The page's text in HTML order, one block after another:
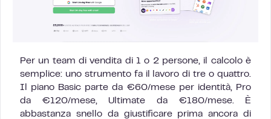
Per un team di vendita di 1 o 2 persone, il calcolo è
semplice: uno strumento fa il lavoro di tre o quattro.
Il piano Basic parte da €60/mese per identità, Pro
da €120/mese, Ultimate da €180/mese. È
abbastanza snello da giustificare prima ancora di